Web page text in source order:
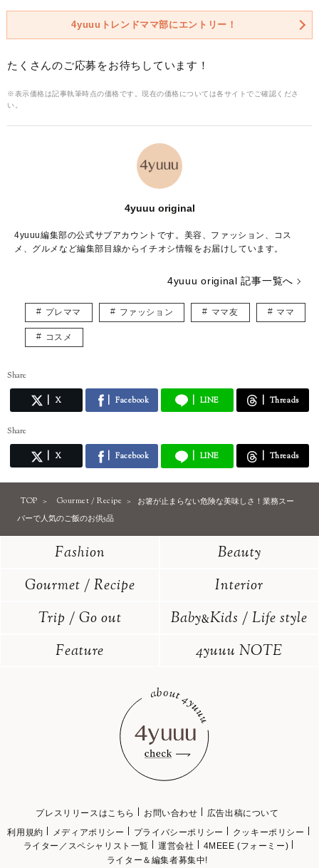
4yuuuトレンドママ部にエントリー！
たくさんのご応募をお待ちしています！
※表示価格は記事執筆時点の価格です。現在の価格については各サイトでご確認くださ
い。
4yuuu original
4yuuu編集部の公式サブアカウントです。美容、ファッション、コス
メ、グルメなど編集部目線からイチオシ情報をお届けしています。
4yuuu original 記事一覧へ
プレママ ファッション ママ友 ママ
コスメ
Share
X Facebook LINE Threads
Share
X Facebook LINE Threads
TOP Gourmet / Recipe
お箸が止まらない危険な美味しさ！業務スー
パーで人気のご飯のお供5品
Fashion
Beauty
Gourmet / Recipe
Interior
Trip / Go out
Baby&Kids / Life style
Feature
4yuuu NOTE
プレスリリースはこちら お問い合わせ
広告出稿について
利用規約
メディアポリシー プライバシーポリシー
クッキーポリシー
ライター／スペシャリスト一覧
運営会社
4MEEE (フォーミー)
ライター＆編集者募集中!